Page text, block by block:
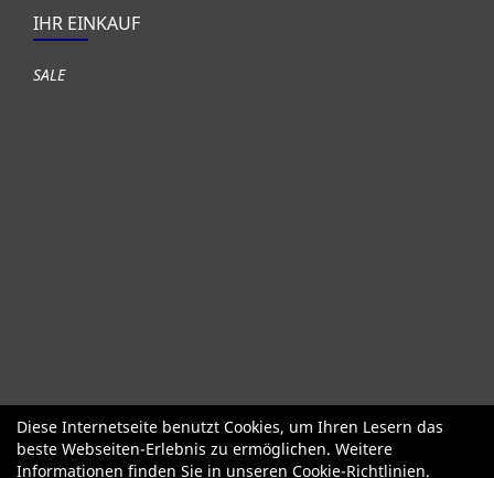
IHR EINKAUF
SALE
Fahrräder Gute gebrauchte Fahrräder
Roller + Laufräder
Fahrradzubehör
Fahrradteile
Bekleidung Helme Schuhe
Diese Internetseite benutzt Cookies, um Ihren Lesern das
beste Webseiten-Erlebnis zu ermöglichen. Weitere
Informationen finden Sie in unseren Cookie-Richtlinien.